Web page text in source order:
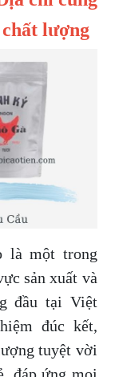
lượng
là một trong
sản xuất và
đầu tại Việt
đúc kết,
tuyệt vời